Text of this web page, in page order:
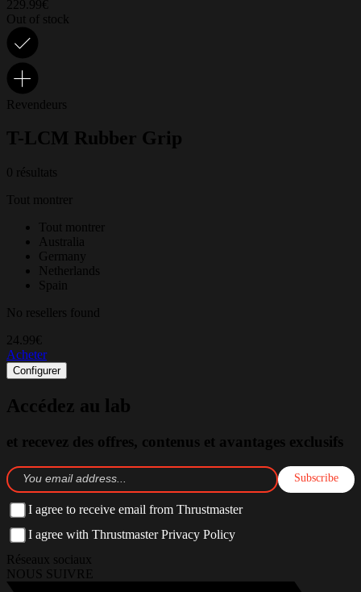
229.99€
Out of stock
Revendeurs
T-LCM Rubber Grip
0 résultats
Tout montrer
Tout montrer
Australia
Germany
Netherlands
Spain
No resellers found
24.99€
Acheter
Configurer
Accédez au lab
et recevez des offres, contenus et avantages exclusifs
Subscribe
I agree to receive email from Thrustmaster
I agree with Thrustmaster Privacy Policy
Réseaux sociaux
NOUS SUIVRE